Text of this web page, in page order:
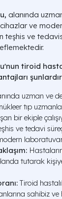
alanında
ve
teşhis ve
tiroid
uzman ve
tıp
bir ekiple
ve tedavi
tutarak
Tiroid
sahibiz